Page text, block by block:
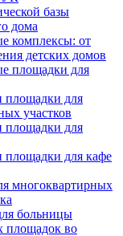
базы
дома
комплексы: от
детских домов
площадки для
площадки для
участков
площадки для
площадки для кафе
многоквартирных
больницы
площадок во